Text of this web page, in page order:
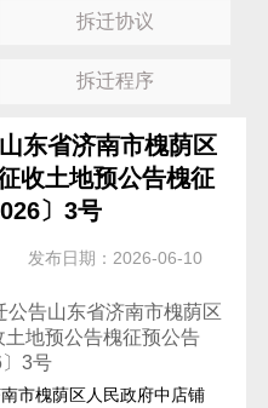
拆迁协议
拆迁程序
东省济南市槐荫区
收土地预公告槐征
〕3号
发布日期：2026-06-10
告山东省济南市槐荫区
土地预公告槐征预公告
〕3号
市槐荫区人民政府中店铺